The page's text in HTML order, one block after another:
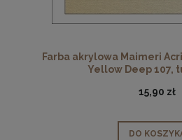
Farba akrylowa Maimeri
Yellow Deep 107,
15,90 zł
DO